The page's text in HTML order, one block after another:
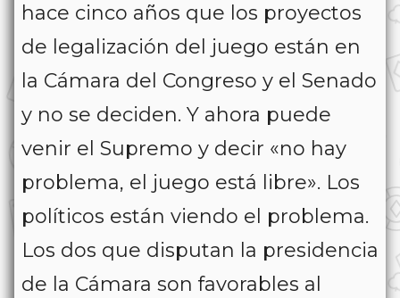
hace cinco años que los proyectos
de legalización del juego están en
la Cámara del Congreso y el Senado
y no se deciden. Y ahora puede
venir el Supremo y decir «no hay
problema, el juego está libre». Los
políticos están viendo el problema.
Los dos que disputan la presidencia
de la Cámara son favorables al